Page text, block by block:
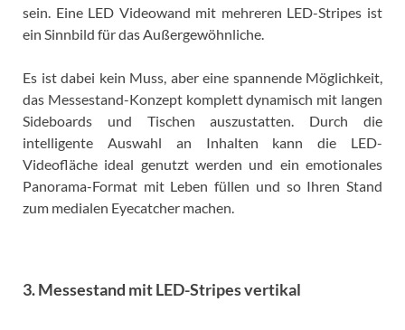
sein. Eine LED Videowand mit mehreren LED-Stripes ist
ein Sinnbild für das Außergewöhnliche.
Es ist dabei kein Muss, aber eine spannende Möglichkeit,
das Messestand-Konzept komplett dynamisch mit langen
Sideboards und Tischen auszustatten. Durch die
intelligente Auswahl an Inhalten kann die LED-
Videofläche ideal genutzt werden und ein emotionales
Panorama-Format mit Leben füllen und so Ihren Stand
zum medialen Eyecatcher machen.
3. Messestand mit LED-Stripes vertikal